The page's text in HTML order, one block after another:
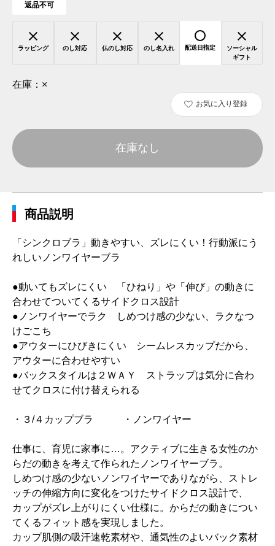
返品不可
ラッピング のし対応 仏のし対応 のし名入れ 配送日指定
ソーシャル
ギフト
在庫： ×
お気に入り登録
在庫なし
商品説明
「シンクロブラ」動きやすい、ズレにくい！行動派にう
れしいノンワイヤーブラ
●動いてもズレにくい 「ひねり」や「伸び」の動きに
合わせてついてくるサイドクロス設計
●ノンワイヤーでラク しめつけ感の少ない、ラクなつ
けごこち
●アウターにひびきにくい シームレスカップだから、
アウターに合わせやすい
●バックスタイルは２ＷＡＹ ストラップは気分に合わ
せてクロスに付け替えられる
・３/４カップブラ ・ノンワイヤー
仕事に、育児に家事に…。アクティブに生きる女性のか
らだの動きを考えて作られたノンワイヤーブラ。
しめつけ感の少ないノンワイヤーでありながら、ストレ
ッチの伸縮方向に変化をつけたサイドクロス設計で、
カップがズレ上がりにくい仕様に。からだの動きについ
てくるフィット感を実現しました。
カップ肌側の吸汗速乾素材や、通気性のよいバック素材